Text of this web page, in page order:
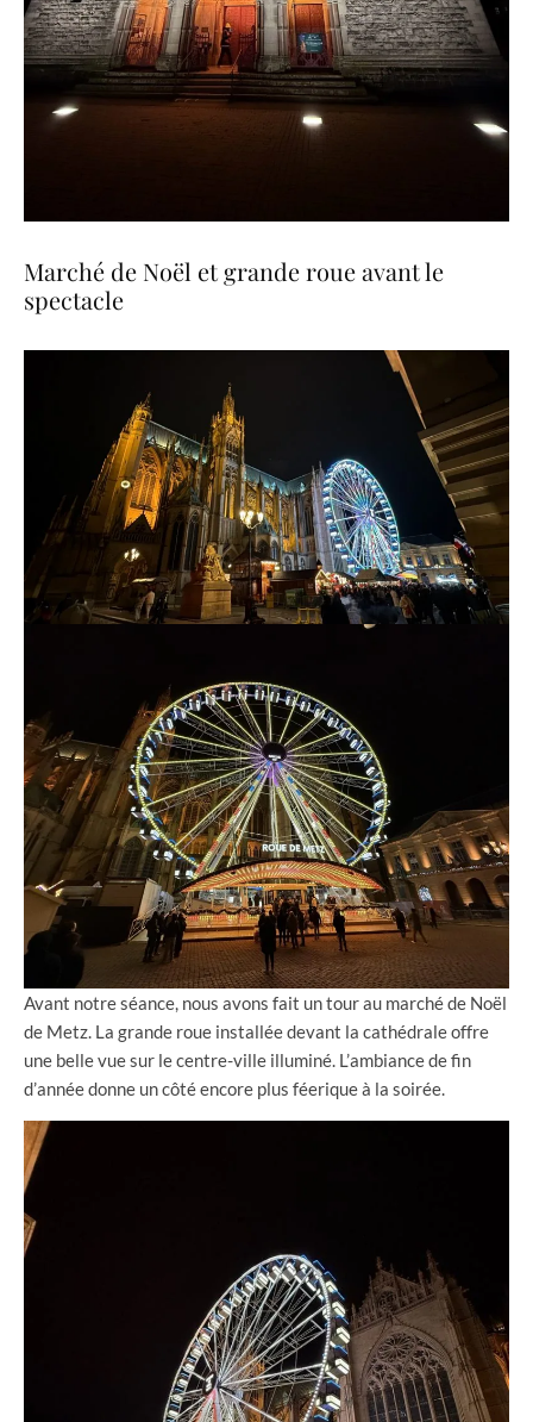
Marché de Noël et grande roue avant le
spectacle
Avant notre séance, nous avons fait un tour au marché de Noël
de Metz. La grande roue installée devant la cathédrale offre
une belle vue sur le centre-ville illuminé. L’ambiance de fin
d’année donne un côté encore plus féerique à la soirée.